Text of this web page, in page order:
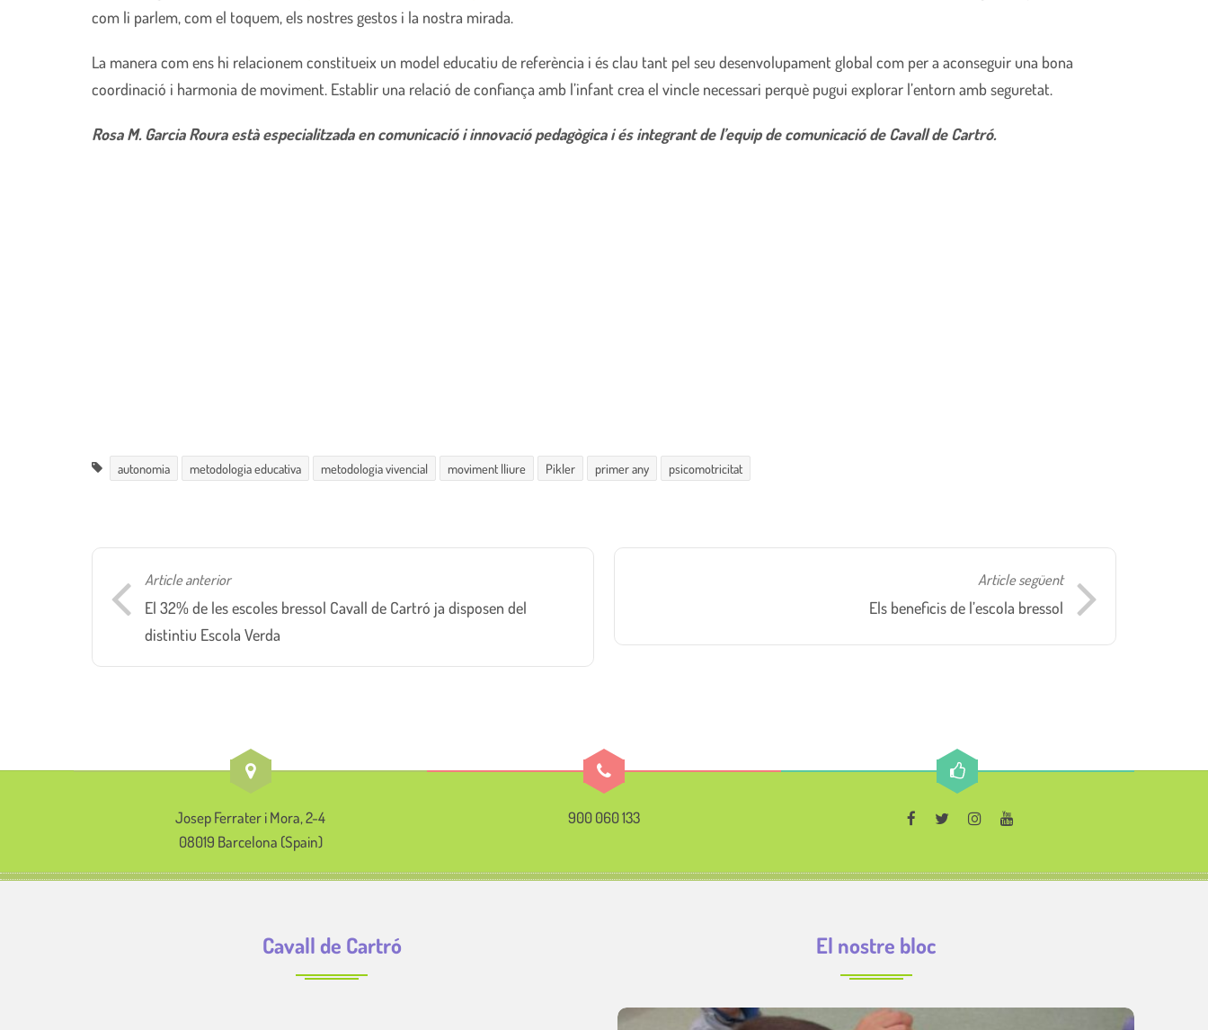
com li parlem, com el toquem, els nostres gestos i la nostra mirada.
La manera com ens hi relacionem constitueix un model educatiu de referència i és clau tant pel seu desenvolupament global com per a aconseguir una bona
coordinació i harmonia de moviment. Establir una relació de confiança amb l’infant crea el vincle necessari perquè pugui explorar l’entorn amb seguretat.
Rosa M. Garcia Roura està especialitzada en comunicació i innovació pedagògica i és integrant de l’equip de comunicació de Cavall de Cartró.
autonomia metodologia educativa metodologia vivencial moviment lliure Pikler primer any psicomotricitat
Article anterior
El 32% de les escoles bressol Cavall de Cartró ja disposen del
distintiu Escola Verda
Article següent
​Els beneficis de l’escola bressol
Josep Ferrater i Mora, 2-4
08019 Barcelona (Spain)
900 060 133
Cavall de Cartró El nostre bloc